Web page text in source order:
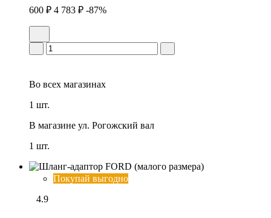
600 ₽ 4 783 ₽ -87%
Во всех магазинах
1 шт.
В магазине ул. Рогожский вал
1 шт.
Покупай выгодно
4.9